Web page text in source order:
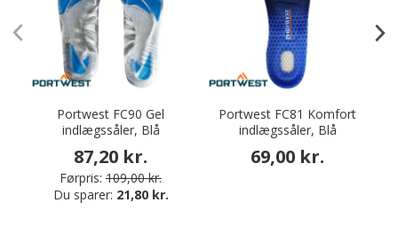
Portwest FC90 Gel
indlægssåler, Blå
87,20 kr.
Førpris: 109,00 kr.
Du sparer: 21,80 kr.
Portwest FC81 Komfort
indlægssåler, Blå
69,00 kr.